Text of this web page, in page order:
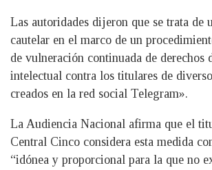
Las autoridades dijeron que se trata de
cautelar en el marco de un
de vulneración continuada de derechos
intelectual contra los titulares de
creados en la red social Telegram».
La Audiencia Nacional afirma que el
Central Cinco considera esta medida
“idónea y proporcional para la que no